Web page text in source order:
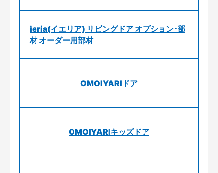
ieria(イエリア) リビングドア オプション･部
材 オーダー用部材
OMOIYARIドア
OMOIYARIキッズドア